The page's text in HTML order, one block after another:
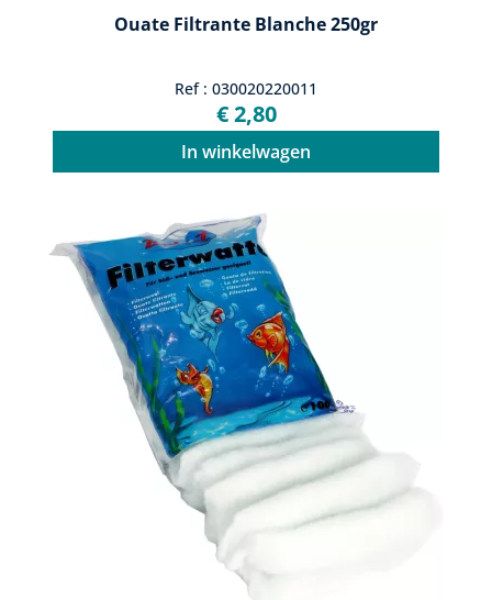
Ouate Filtrante Blanche 250gr
Ref : 030020220011
€ 2,80
In winkelwagen